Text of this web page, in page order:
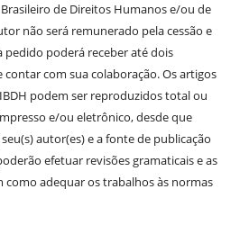
de Direitos Humanos e/ou de
não será remunerado pela cessão e
pedido poderá receber até dois
com sua colaboração. Os artigos
podem ser reproduzidos total ou
e/ou eletrônico, desde que
autor(es) e a fonte de publicação
efetuar revisões gramaticais e as
como adequar os trabalhos às normas